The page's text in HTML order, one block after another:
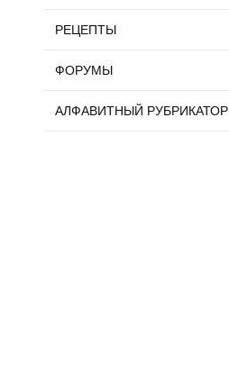
РЕЦЕПТЫ
ФОРУМЫ
АЛФАВИТНЫЙ РУБРИКАТОР